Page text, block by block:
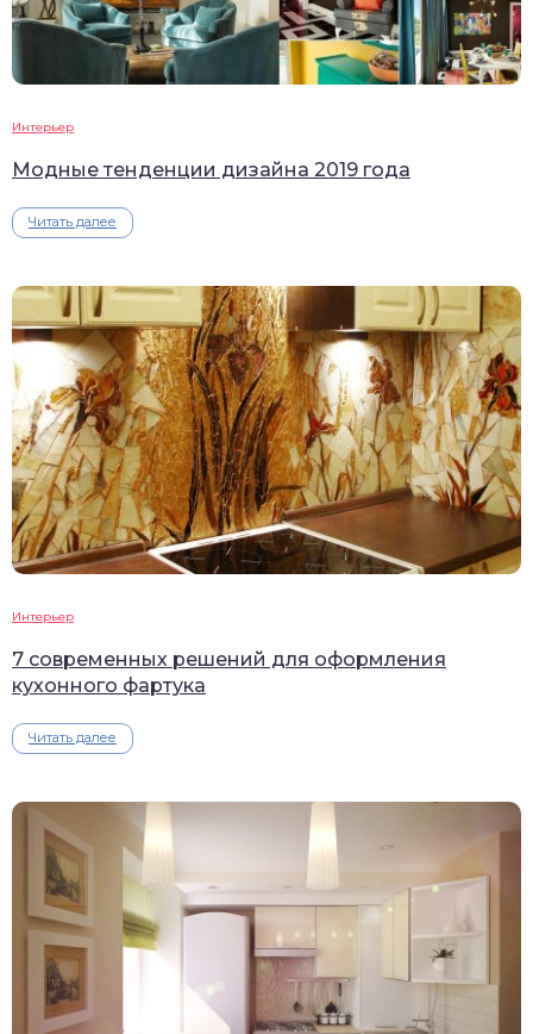
Интерьер
Модные тенденции дизайна 2019 года
Читать далее
Интерьер
7 современных решений для оформления
кухонного фартука
Читать далее